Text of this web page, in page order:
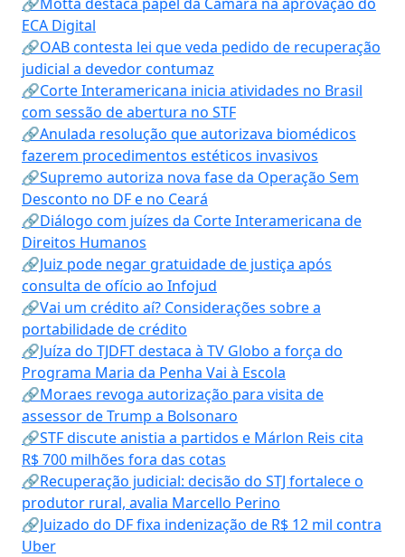
ECA Digital
🔗OAB contesta lei que veda pedido de recuperação
judicial a devedor contumaz
🔗Corte Interamericana inicia atividades no Brasil
com sessão de abertura no STF
🔗Anulada resolução que autorizava biomédicos
fazerem procedimentos estéticos invasivos
🔗Supremo autoriza nova fase da Operação Sem
Desconto no DF e no Ceará
🔗Diálogo com juízes da Corte Interamericana de
Direitos Humanos
🔗Juiz pode negar gratuidade de justiça após
consulta de ofício ao Infojud
🔗Vai um crédito aí? Considerações sobre a
portabilidade de crédito
🔗Juíza do TJDFT destaca à TV Globo a força do
Programa Maria da Penha Vai à Escola
🔗Moraes revoga autorização para visita de
assessor de Trump a Bolsonaro
🔗STF discute anistia a partidos e Márlon Reis cita
R$ 700 milhões fora das cotas
🔗Recuperação judicial: decisão do STJ fortalece o
produtor rural, avalia Marcello Perino
🔗Juizado do DF fixa indenização de R$ 12 mil contra
Uber